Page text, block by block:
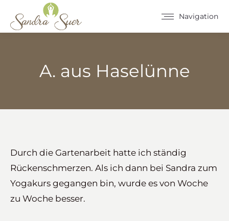
Navigation
A. aus Haselünne
Durch die Gartenarbeit hatte ich ständig
Rückenschmerzen. Als ich dann bei Sandra zum
Yogakurs gegangen bin, wurde es von Woche
zu Woche besser.